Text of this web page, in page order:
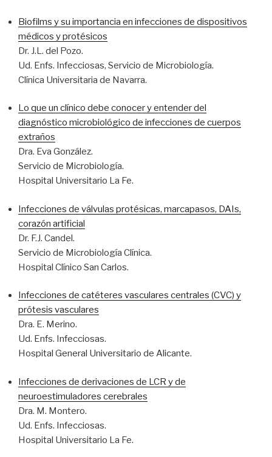
Biofilms y su importancia en infecciones de dispositivos
médicos y protésicos
Dr. J.L. del Pozo.
Ud. Enfs. Infecciosas, Servicio de Microbiología.
Clínica Universitaria de Navarra.
Lo que un clínico debe conocer y entender del
diagnóstico microbiológico de infecciones de cuerpos
extraños
Dra. Eva González.
Servicio de Microbiología.
Hospital Universitario La Fe.
Infecciones de válvulas protésicas, marcapasos, DAIs,
corazón artificial
Dr. F.J. Candel.
Servicio de Microbiología Clínica.
Hospital Clínico San Carlos.
Infecciones de catéteres vasculares centrales (CVC) y
prótesis vasculares
Dra. E. Merino.
Ud. Enfs. Infecciosas.
Hospital General Universitario de Alicante.
Infecciones de derivaciones de LCR y de
neuroestimuladores cerebrales
Dra. M. Montero.
Ud. Enfs. Infecciosas.
Hospital Universitario La Fe.